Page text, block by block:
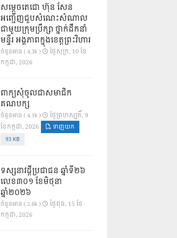
សម្តេចតេជោ ហ៊ុន សែន
អញ្ជើញជួបសំណេះសំណាល
ជាមួយក្រុមប្រឹក្សា ថ្នាក់ដឹកនាំ
មន្ទីរ អង្គភាពក្នុងខេត្តព្រះវិហារ
ចំនួនអាន ( 4.3k )
ថ្ងៃ​សុក្រ, 10 ខែ​
កក្កដា, 2026
ពាក្យសុំចូលជាសមាជិក
គណបក្ស
ចំនួនអាន ( 4.1k )
ថ្ងៃ​ព្រហស្បតិ៍, 9
ខែ​កក្កដា, 2026
ទាញយក
93 KB
ទស្សនាវដ្ដីប្រជាជន ឆ្នាំទី២៦
លេខ៣០១ ខែមិថុនា
ឆ្នាំ២០២៦
ចំនួនអាន ( 2.6k )
ថ្ងៃ​ពុធ, 15 ខែ​
កក្កដា, 2026